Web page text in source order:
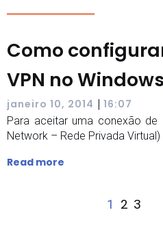
Como
VPN no
janeiro 10, 2014 | 16:07
Para aceitar uma conexão de
Network – Rede Privada
Read more
1 2 3